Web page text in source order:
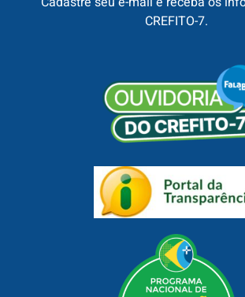
CREFITO-7.